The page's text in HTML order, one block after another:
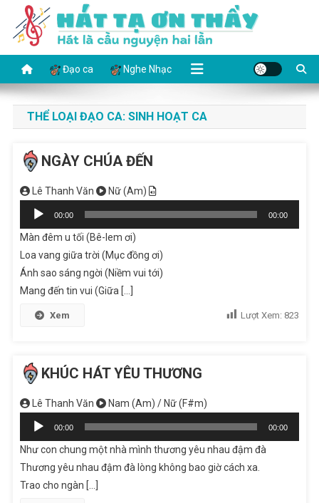
content
HÁT TẠ ƠN THẦY
Hát là cầu nguyện hai lần
Đạo ca
Nghe Nhạc
THỂ LOẠI ĐẠO CA: SINH HOẠT CA
NGÀY CHÚA ĐẾN
Lê Thanh Văn
Nữ (Am)
Audio
00:00 00:00
Màn đêm u tối (Bê-lem ơi)
Loa vang giữa trời (Mục đồng ơi)
Ánh sao sáng ngời (Niềm vui tới)
Mang đến tin vui (Giữa [...]
Xem Lượt Xem: 823
KHÚC HÁT YÊU THƯƠNG
Lê Thanh Văn
Nam (Am) / Nữ (F#m)
Audio
00:00 00:00
Như con chung một nhà mình thương yêu nhau đậm đà
Thương yêu nhau đậm đà lòng không bao giờ cách xa.
Trao cho ngàn [...]